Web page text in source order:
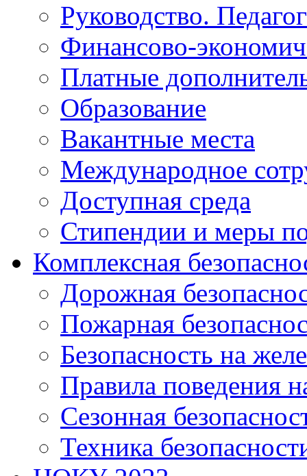
Руководство.
Финансово-
Платные
Образование
Вакантные места
Международное
Доступная среда
Стипендии и меры
Комплексная
Дорожная
Пожарная
Безопасность на
Правила поведения
Сезонная
Техника